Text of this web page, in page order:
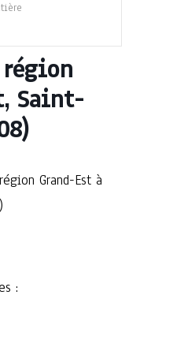
région
Saint-
Grand-Est à
: